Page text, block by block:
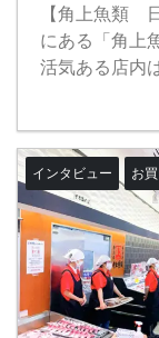
【角上魚類
にある「角上
活気ある店内
インタビュー お